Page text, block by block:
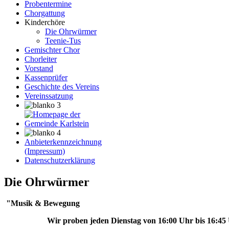
Probentermine
Chorgattung
Kinderchöre
Die Ohrwürmer
Teenie-Tus
Gemischter Chor
Chorleiter
Vorstand
Kassenprüfer
Geschichte des Vereins
Vereinssatzung
Anbieterkennzeichnung
(Impressum)
Datenschutzerklärung
Die Ohrwürmer
"Musik & Bewegung
Wir proben jeden Dienstag von 16:00 Uhr bis 16:45